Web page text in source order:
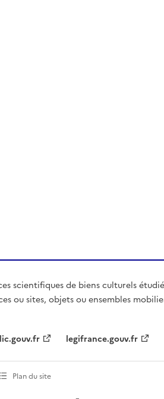
scientifiques de biens culturels
ou sites, objets ou ensembles
legifrance.gouv.fr
Plan du site